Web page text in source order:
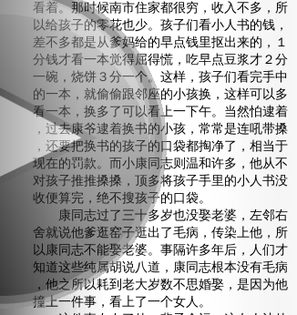
看着。那时候南市住家都很穷，收入不多，所
以给孩子的零花也少。孩子们看小人书的钱，
差不多都是从爹妈给的早点钱里抠出来的，１
分钱才看一本觉得屈得慌，吃早点豆浆才２分
一碗，烧饼３分一个。这样，孩子们看完手中
的一本，就偷偷跟邻座的小孩换，这样可以多
看一本，换多了可以看上一下午。当然怕逮着
，过去康爷逮着换书的小孩，常常是连吼带搡
，还要把换书的孩子的口袋都掏净了，相当于
现在的罚款。而小康同志则温和许多，他从不
对孩子推推搡搡，顶多将孩子手里的小人书没
收便算完，绝不搜孩子的口袋。
康同志过了三十多岁也没娶老婆，左邻右
舍就说他爹逛窑子逛出了毛病，传染上他，所
以康同志不能娶老婆。事隔许多年后，人们才
知道这些纯属胡说八道，康同志根本没有毛病
，他之所以耗到老大岁数不思婚娶，是因为他
撞上一件事，看上了一个女人。